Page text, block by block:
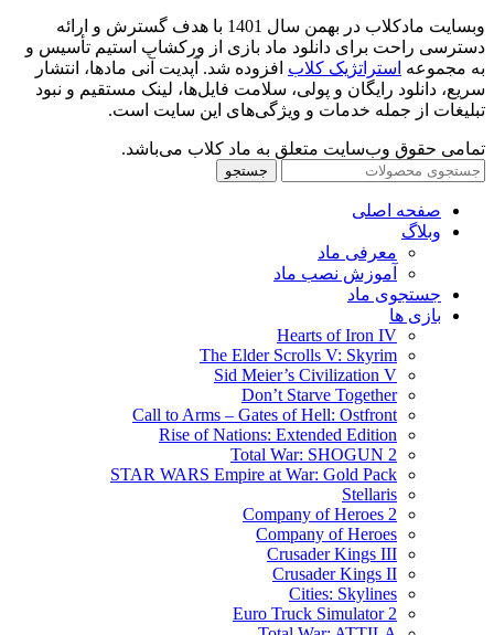
وبسایت مادکلاب در بهمن سال 1401 با هدف گسترش و ارائه
دسترسی راحت برای دانلود ماد بازی از ورکشاپ استیم تأسیس و
به مجموعه استراتژیک کلاب افزوده شد. آپدیت آنی مادها، انتشار
سریع، دانلود رایگان و پولی، سلامت فایل‌ها، لینک مستقیم و نبود
تبلیغات از جمله خدمات و ویژگی‌های این سایت است.
تمامی حقوق وب‌سایت متعلق به ماد کلاب می‌باشد.
جستجو
صفحه اصلی
وبلاگ
معرفی ماد
آموزش نصب ماد
جستجوی ماد
بازی ها
Hearts of Iron IV
The Elder Scrolls V: Skyrim
Sid Meier’s Civilization V
Don’t Starve Together
Call to Arms – Gates of Hell: Ostfront
Rise of Nations: Extended Edition
Total War: SHOGUN 2
STAR WARS Empire at War: Gold Pack
Stellaris
Company of Heroes 2
Company of Heroes
Crusader Kings III
Crusader Kings II
Cities: Skylines
Euro Truck Simulator 2